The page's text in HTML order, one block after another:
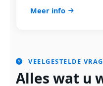
Meer info
VEELGESTELDE
Alles wat u